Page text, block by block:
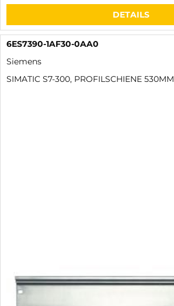
DETAILS
6ES7390-1AF30-0AA0
Siemens
SIMATIC S7-300, PROFILSCHIENE 530MM